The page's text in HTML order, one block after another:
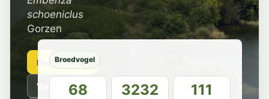
schoeniclus
Gorzen
Beschrijving
Voorkomen
Broedvogel
68 3232 111